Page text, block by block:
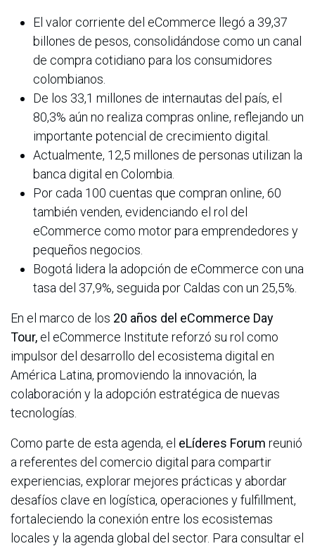
El valor corriente del eCommerce llegó a 39,37
billones de pesos, consolidándose como un canal
de compra cotidiano para los consumidores
colombianos.
De los 33,1 millones de internautas del país, el
80,3% aún no realiza compras online, reflejando un
importante potencial de crecimiento digital.
Actualmente, 12,5 millones de personas utilizan la
banca digital en Colombia.
Por cada 100 cuentas que compran online, 60
también venden, evidenciando el rol del
eCommerce como motor para emprendedores y
pequeños negocios.
Bogotá lidera la adopción de eCommerce con una
tasa del 37,9%, seguida por Caldas con un 25,5%.
En el marco de los 20 años del eCommerce Day
Tour, el eCommerce Institute reforzó su rol como
impulsor del desarrollo del ecosistema digital en
América Latina, promoviendo la innovación, la
colaboración y la adopción estratégica de nuevas
tecnologías.
Como parte de esta agenda, el eLíderes Forum reunió
a referentes del comercio digital para compartir
experiencias, explorar mejores prácticas y abordar
desafíos clave en logística, operaciones y fulfillment,
fortaleciendo la conexión entre los ecosistemas
locales y la agenda global del sector. Para consultar el